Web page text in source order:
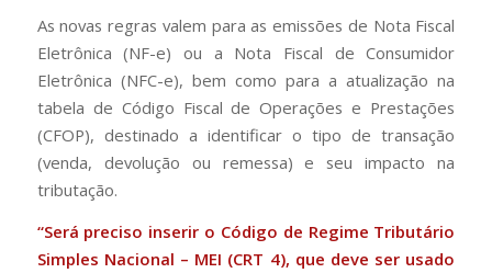
As novas regras valem para as emissões de Nota Fiscal
Eletrônica (NF-e) ou a Nota Fiscal de Consumidor
Eletrônica (NFC-e), bem como para a atualização na
tabela de Código Fiscal de Operações e Prestações
(CFOP), destinado a identificar o tipo de transação
(venda, devolução ou remessa) e seu impacto na
tributação.
“Será preciso inserir o Código de Regime Tributário
Simples Nacional – MEI (CRT 4), que deve ser usado